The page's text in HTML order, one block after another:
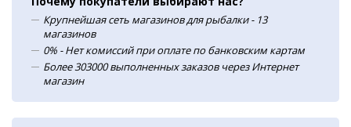
Крупнейшая сеть магазинов для рыбалки - 13
магазинов
0% - Нет комиссий при оплате по банковским картам
Более 303000 выполненных заказов через Интернет
магазин